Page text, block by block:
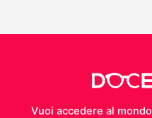
Vuoi accedere al